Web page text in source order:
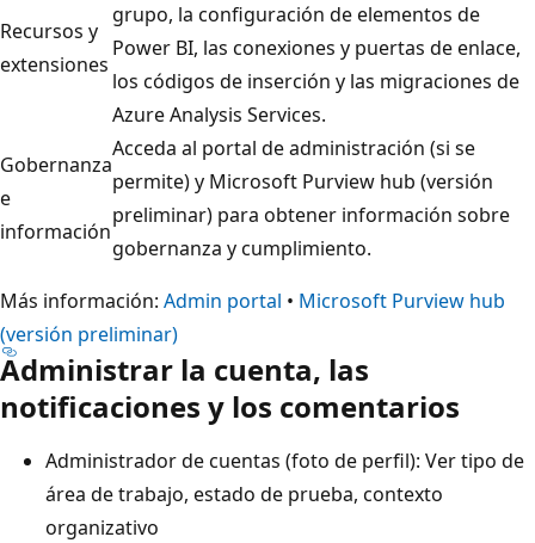
Recursos y
extensiones
grupo, la configuración de elementos de
Power BI, las conexiones y puertas de enlace,
los códigos de inserción y las migraciones de
Azure Analysis Services.
Gobernanza
e
información
Acceda al portal de administración (si se
permite) y Microsoft Purview hub (versión
preliminar) para obtener información sobre
gobernanza y cumplimiento.
Más información: Admin portal • Microsoft Purview hub
(versión preliminar)
Administrar la cuenta, las
notificaciones y los comentarios
Administrador de cuentas (foto de perfil): Ver tipo de
área de trabajo, estado de prueba, contexto
organizativo